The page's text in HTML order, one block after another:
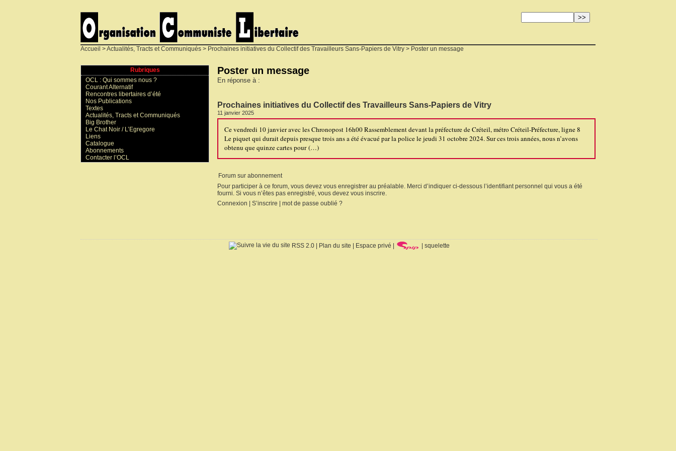
Accueil >Actualités, Tracts et Communiqués > Prochaines initiatives du Collectif des Travailleurs Sans-Papiers de Vitry > Poster un message
Poster un message
En réponse à :
Prochaines initiatives du Collectif des Travailleurs Sans-Papiers de Vitry
11 janvier 2025
Ce vendredi 10 janvier avec les Chronopost 16h00 Rassemblement devant la préfecture de Créteil, métro Créteil-Préfecture, ligne 8
Le piquet qui durait depuis presque trois ans a été évacué par la police le jeudi 31 octobre 2024. Sur ces trois années, nous n’avons
obtenu que quinze cartes pour (…)
Forum sur abonnement
Pour participer à ce forum, vous devez vous enregistrer au préalable. Merci d’indiquer ci-dessous l’identifiant personnel qui vous a été
fourni. Si vous n’êtes pas enregistré, vous devez vous inscrire.
Connexion | S’inscrire | mot de passe oublié ?
Rubriques
OCL : Qui sommes nous ?
Courant Alternatif
Rencontres libertaires d’été
Nos Publications
Textes
Actualités, Tracts et Communiqués
Big Brother
Le Chat Noir / L’Egregore
Liens
Catalogue
Abonnements
Contacter l’OCL
RSS 2.0| Plan du site | Espace privé | | squelette